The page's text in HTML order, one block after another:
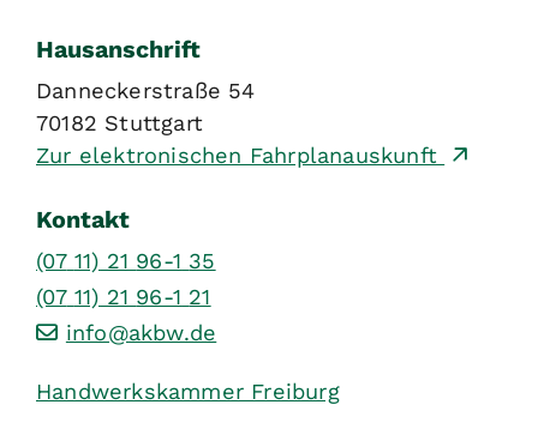
Hausanschrift
Danneckerstraße 54
70182 Stuttgart
Zur elektronischen Fahrplanauskunft
Kontakt
(07 11) 21 96-1 35
(07 11) 21 96-1 21
info@akbw.de
Handwerkskammer Freiburg